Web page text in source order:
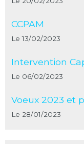
CCPAM
Le 13/02/2023
Intervention
Le 06/02/2023
Voeux 2023 et
Le 28/01/2023